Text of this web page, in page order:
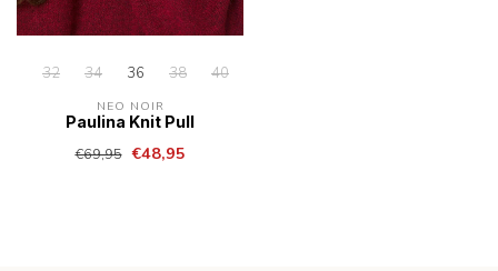
32 34 36 38 40
NEO NOIR
Paulina Knit Pull
€69,95 €48,95